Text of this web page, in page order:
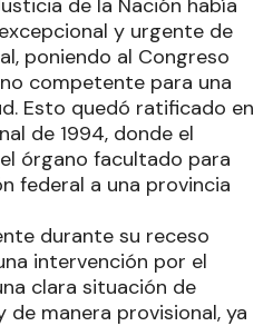
de la Nación había
y urgente de
poniendo al Congreso
competente para una
Esto quedó ratificado en
de 1994, donde el
órgano facultado para
federal a una provincia
durante su receso
intervención por el
clara situación de
de manera provisional, ya